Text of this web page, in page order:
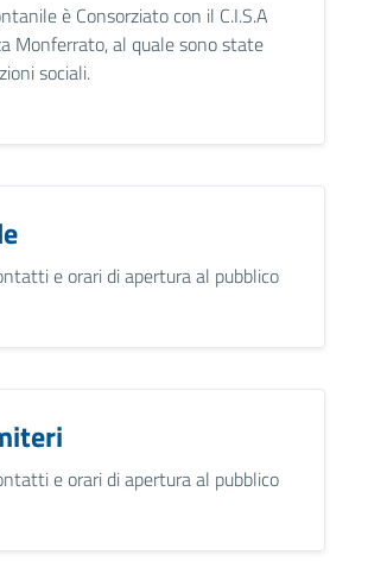
è Consorziato con il C.I.S.A
Monferrato, al quale sono state
sociali.
e orari di apertura al pubblico
e orari di apertura al pubblico